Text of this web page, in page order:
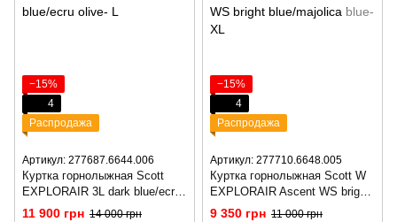
−15%
4
Распродажа
Артикул: 277687.6644.006
Куртка горнолыжная Scott
EXPLORAIR 3L dark blue/ecru
olive- S
11 900 грн 14 000 грн
−15%
4
Распродажа
Артикул: 277710.6648.005
Куртка горнолыжная Scott W
EXPLORAIR Ascent WS bright
blue/majolica blue- XS
9 350 грн 11 000 грн